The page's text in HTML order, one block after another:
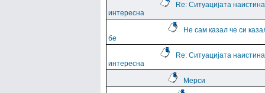
Re: Ситуацијата
интересна
Не сам казал че си
бе
Re: Ситуацијата
интересна
Мерси